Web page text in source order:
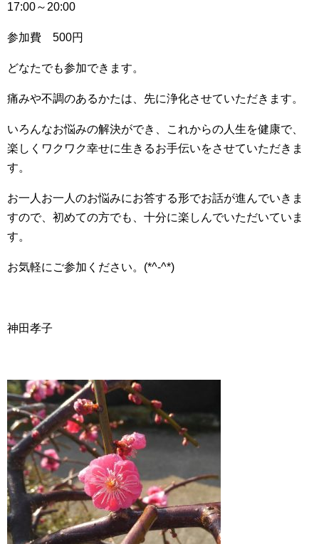
17:00～20:00
参加費 500円
どなたでも参加できます。
痛みや不調のあるかたは、先に浄化させていただきます。
いろんなお悩みの解決ができ、これからの人生を健康で、
楽しくワクワク幸せに生きるお手伝いをさせていただきま
す。
お一人お一人のお悩みにお答する形でお話が進んでいきま
すので、初めての方でも、十分に楽しんでいただいていま
す。
お気軽にご参加ください。(*^-^*)
神田孝子